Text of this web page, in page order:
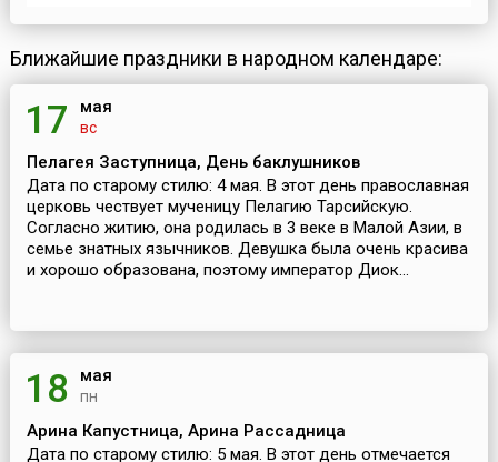
Наиболее известное из них — Рассадница — говорит само за
Ближайшие праздники в народном календаре:
17 мая
вс
Пелагея Заступница, День баклушников
Дата по старому стилю: 4 мая. В этот день православная
церковь чествует мученицу Пелагию Тарсийскую.
Согласно житию, она родилась в 3 веке в Малой Азии, в
семье знатных язычников. Девушка была очень красива
и хорошо образована, поэтому император Диок...
18 мая
пн
Арина Капустница, Арина Рассадница
Дата по старому стилю: 5 мая. В этот день отмечается